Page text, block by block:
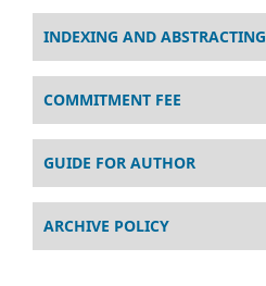
INDEXING AND ABSTRACTING
COMMITMENT FEE
GUIDE FOR AUTHOR
ARCHIVE POLICY